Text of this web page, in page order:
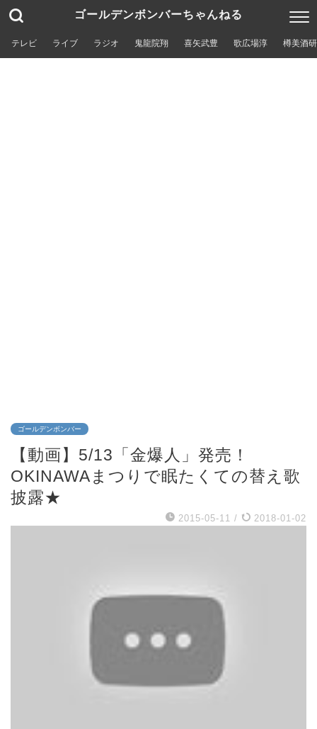
ゴールデンボンバーちゃんねる
テレビ ライブ ラジオ 鬼龍院翔 喜矢武豊 歌広場淳 樽美酒
ゴールデンボンバー
【動画】5/13「金爆人」発売！
OKINAWAまつりで眠たくての替え歌
披露★
2015-05-11 / 2018-01-02